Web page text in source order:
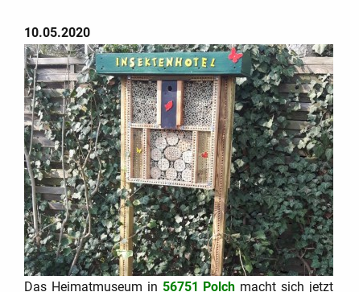
10.05.2020
Das Heimatmuseum in 56751 Polch macht sich jetzt